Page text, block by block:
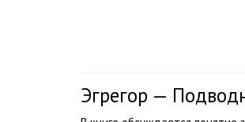
Эгрегор —